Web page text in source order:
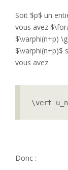
Soit $p$ un
vous avez
$\varphi(n+p)
$\varphi(n+p)$
vous avez :
\vert
Donc :